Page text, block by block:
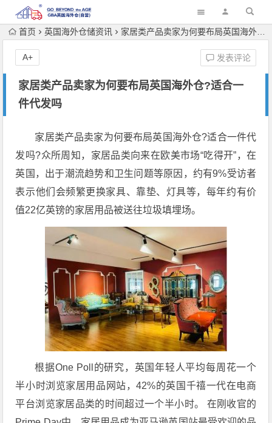
首页 英国海外仓储资讯 家居类产品卖家为何要布局英国海外仓?适合一件代发吗
家居类产品卖家为何要布局英国海外仓?适合一
件代发吗
发表评论
A+
家居类产品卖家为何要布局英国海外仓?适合一件代
发吗?众所周知，家居品类向来在欧美市场“吃得开”，在
英国，出于潮流趋势和卫生问题等原因，约有9%受访者
表示他们会频繁更换家具、靠垫、灯具等，每年约有价
值22亿英镑的家居用品被送往垃圾填埋场。
根据One Poll的研究，英国年轻人平均每周花一个
半小时浏览家居用品网站，42%的英国千禧一代在电商
平台浏览家居品类的时间超过一个半小时。 在刚收官的